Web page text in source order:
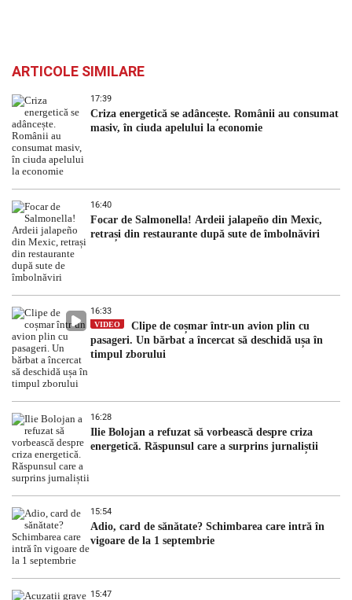
ARTICOLE SIMILARE
17:39
Criza energetică se adâncește. Românii au consumat
masiv, în ciuda apelului la economie
16:40
Focar de Salmonella! Ardeii jalapeño din Mexic,
retrași din restaurante după sute de îmbolnăviri
16:33
VIDEO
Clipe de coșmar într-un avion plin cu
pasageri. Un bărbat a încercat să deschidă ușa în
timpul zborului
16:28
Ilie Bolojan a refuzat să vorbească despre criza
energetică. Răspunsul care a surprins jurnaliștii
15:54
Adio, card de sănătate? Schimbarea care intră în
vigoare de la 1 septembrie
15:47